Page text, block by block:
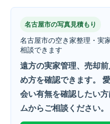
中日新聞 岐阜版「空
名古屋市の写真見積もり
名古屋市の空き家整理・実
相談できます
遠方の実家管理、売却
め方を確認できます。
会い有無を確認したい
ムからご相談ください。